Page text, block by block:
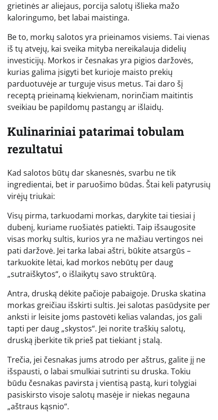
grietinės ar aliejaus, porcija salotų išlieka mažo
kaloringumo, bet labai maistinga.
Be to, morkų salotos yra prieinamos visiems. Tai vienas
iš tų atvejų, kai sveika mityba nereikalauja didelių
investicijų. Morkos ir česnakas yra pigios daržovės,
kurias galima įsigyti bet kurioje maisto prekių
parduotuvėje ar turguje visus metus. Tai daro šį
receptą prieinamą kiekvienam, norinčiam maitintis
sveikiau be papildomų pastangų ar išlaidų.
Kulinariniai patarimai tobulam
rezultatui
Kad salotos būtų dar skanesnės, svarbu ne tik
ingredientai, bet ir paruošimo būdas. Štai keli patyrusių
virėjų triukai:
Visų pirma, tarkuodami morkas, darykite tai tiesiai į
dubenį, kuriame ruošiatės patiekti. Taip išsaugosite
visas morkų sultis, kurios yra ne mažiau vertingos nei
pati daržovė. Jei tarka labai aštri, būkite atsargūs –
tarkuokite lėtai, kad morkos nebūtų per daug
„sutraiškytos“, o išlaikytų savo struktūrą.
Antra, druską dėkite pačioje pabaigoje. Druska skatina
morkas greičiau išskirti sultis. Jei salotas pasūdysite per
anksti ir leisite joms pastovėti kelias valandas, jos gali
tapti per daug „skystos“. Jei norite traškių salotų,
druską įberkite tik prieš pat tiekiant į stalą.
Trečia, jei česnakas jums atrodo per aštrus, galite jį ne
išspausti, o labai smulkiai sutrinti su druska. Tokiu
būdu česnakas pavirsta į vientisą pastą, kuri tolygiai
pasiskirsto visoje salotų masėje ir niekas negauna
„aštraus kąsnio“.